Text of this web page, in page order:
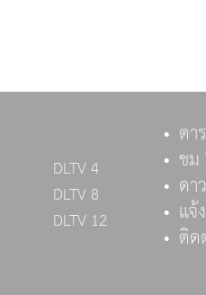
DLTV 4
DLTV 8
DLTV 12
ตา
ชม
ดา
แจ้
ติด